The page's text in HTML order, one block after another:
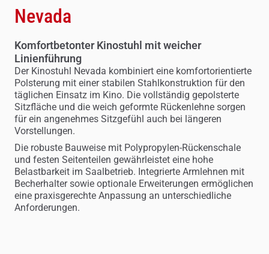
Nevada
Komfortbetonter Kinostuhl mit weicher
Linienführung
Der Kinostuhl Nevada kombiniert eine komfortorientierte
Polsterung mit einer stabilen Stahlkonstruktion für den
täglichen Einsatz im Kino. Die vollständig gepolsterte
Sitzfläche und die weich geformte Rückenlehne sorgen
für ein angenehmes Sitzgefühl auch bei längeren
Vorstellungen.
Die robuste Bauweise mit Polypropylen-Rückenschale
und festen Seitenteilen gewährleistet eine hohe
Belastbarkeit im Saalbetrieb. Integrierte Armlehnen mit
Becherhalter sowie optionale Erweiterungen ermöglichen
eine praxisgerechte Anpassung an unterschiedliche
Anforderungen.